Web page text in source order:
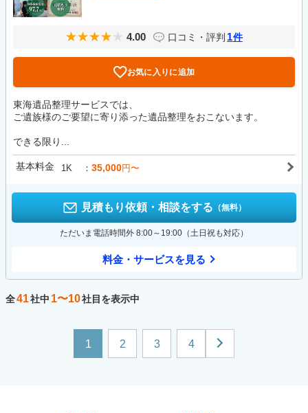
4.00 口コミ・評判 1件
お気に入りに追加
東海遺品整理サービスでは、
ご遺族様のご要望に寄り添った遺品整理をおこないます。
できる限り...
基本料金 1K 35,000円〜
見積もり依頼・相談をする （無料）
ただいま電話時間外 8:00～19:00（土日祝も対応）
料金・サービスを見る
全41社中 1〜10社目を表示中
1 2 3 4